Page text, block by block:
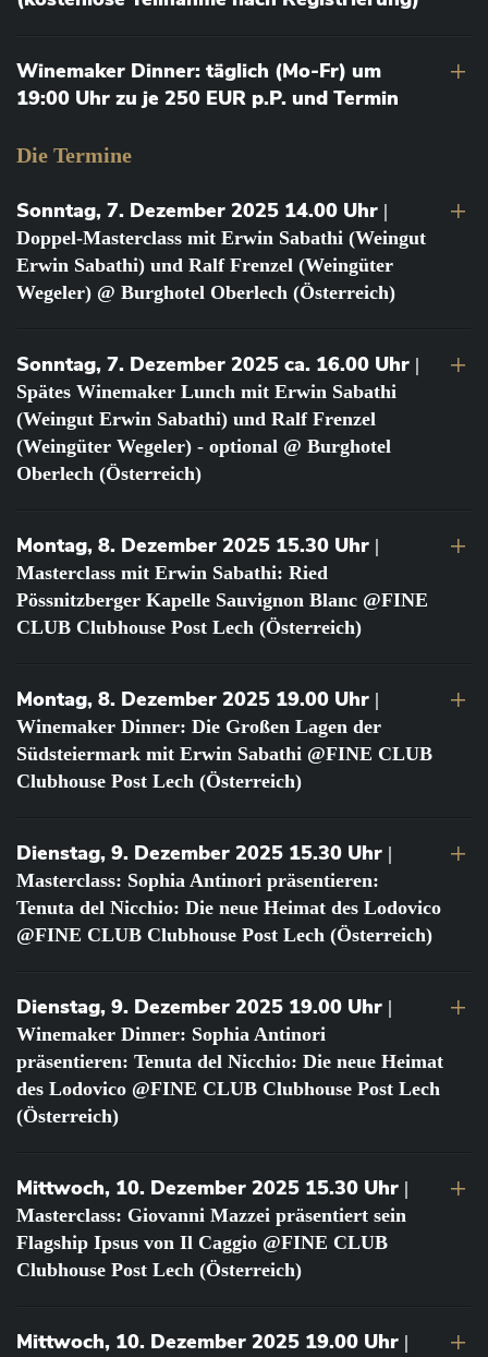
Winemaker Dinner: täglich (Mo-Fr) um
19:00 Uhr zu je 250 EUR p.P. und Termin
Die Termine
Sonntag, 7. Dezember 2025 14.00 Uhr |
Doppel-Masterclass mit Erwin Sabathi (Weingut
Erwin Sabathi) und Ralf Frenzel (Weingüter
Wegeler) @ Burghotel Oberlech (Österreich)
Sonntag, 7. Dezember 2025 ca. 16.00 Uhr |
Spätes Winemaker Lunch mit Erwin Sabathi
(Weingut Erwin Sabathi) und Ralf Frenzel
(Weingüter Wegeler) - optional @ Burghotel
Oberlech (Österreich)
Montag, 8. Dezember 2025 15.30 Uhr |
Masterclass mit Erwin Sabathi: Ried
Pössnitzberger Kapelle Sauvignon Blanc @FINE
CLUB Clubhouse Post Lech (Österreich)
Montag, 8. Dezember 2025 19.00 Uhr |
Winemaker Dinner: Die Großen Lagen der
Südsteiermark mit Erwin Sabathi @FINE CLUB
Clubhouse Post Lech (Österreich)
Dienstag, 9. Dezember 2025 15.30 Uhr |
Masterclass: Sophia Antinori präsentieren:
Tenuta del Nicchio: Die neue Heimat des Lodovico
@FINE CLUB Clubhouse Post Lech (Österreich)
Dienstag, 9. Dezember 2025 19.00 Uhr |
Winemaker Dinner: Sophia Antinori
präsentieren: Tenuta del Nicchio: Die neue Heimat
des Lodovico @FINE CLUB Clubhouse Post Lech
(Österreich)
Mittwoch, 10. Dezember 2025 15.30 Uhr |
Masterclass: Giovanni Mazzei präsentiert sein
Flagship Ipsus von Il Caggio @FINE CLUB
Clubhouse Post Lech (Österreich)
Mittwoch, 10. Dezember 2025 19.00 Uhr |